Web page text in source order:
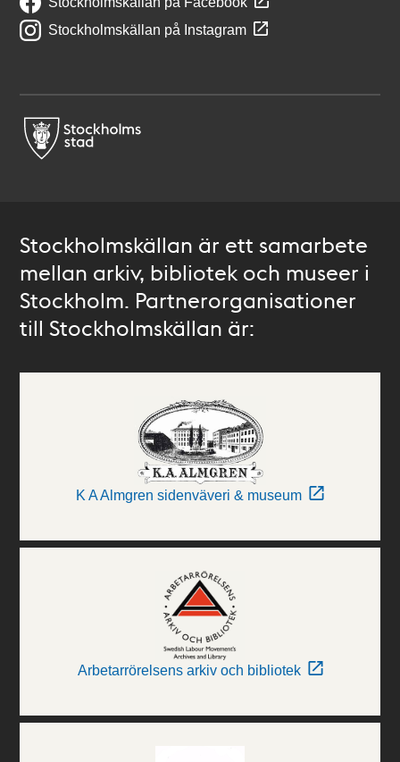
Stockholmskällan på Instagram
Stockholmskällan är ett samarbete
mellan arkiv, bibliotek och museer i
Stockholm. Partnerorganisationer
till Stockholmskällan är:
K A Almgren sidenväveri & museum
Arbetarrörelsens arkiv och bibliotek